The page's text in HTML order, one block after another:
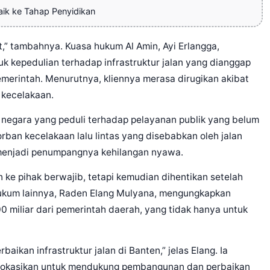
ke Tahap Penyidikan
tambahnya. Kuasa hukum Al Amin, Ayi Erlangga,
kepedulian terhadap infrastruktur jalan yang dianggap
Menurutnya, kliennya merasa dirugikan akibat
yang peduli terhadap pelayanan publik yang belum
kecelakaan lalu lintas yang disebabkan oleh jalan
penumpangnya kehilangan nyawa.
ke pihak berwajib, tetapi kemudian dihentikan setelah
lainnya, Raden Elang Mulyana, mengungkapkan
miliar dari pemerintah daerah, yang tidak hanya untuk
infrastruktur jalan di Banten,” jelas Elang. Ia
untuk mendukung pembangunan dan perbaikan